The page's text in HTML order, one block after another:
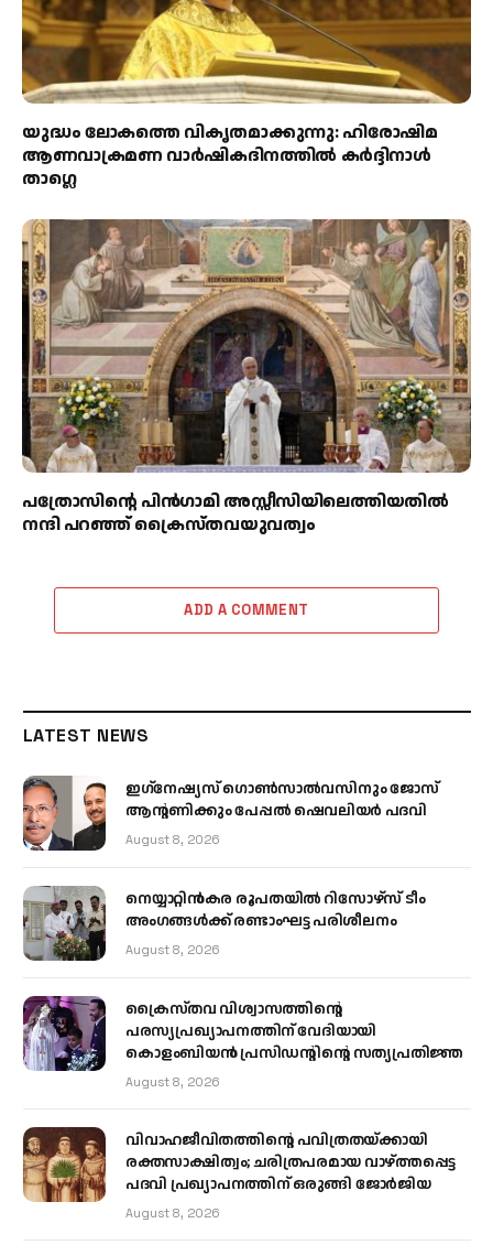
യുദ്ധം ലോകത്തെ വികൃതമാക്കുന്നു: ഹിരോഷിമ
ആണവാക്രമണ വാർഷികദിനത്തിൽ കർദ്ദിനാൾ
താഗ്ലെ
പത്രോസിന്റെ പിൻഗാമി അസ്സീസിയിലെത്തിയതിൽ
നന്ദി പറഞ്ഞ് ക്രൈസ്തവയുവത്വം
ADD A COMMENT
LATEST NEWS
ഇഗ്‌നേഷ്യസ് ഗൊൺസാൽവസിനും ജോസ്
ആന്റണിക്കും പേപ്പൽ ഷെവലിയർ പദവി
August 8, 2026
നെയ്യാറ്റിൻകര രൂപതയിൽ റിസോഴ്സ് ടീം
അംഗങ്ങൾക്ക് രണ്ടാംഘട്ട പരിശീലനം
August 8, 2026
ക്രൈസ്തവ വിശ്വാസത്തിന്റെ
പരസ്യപ്രഖ്യാപനത്തിന് വേദിയായി
കൊളംബിയൻ പ്രസിഡന്റിന്റെ സത്യപ്രതിജ്ഞ
August 8, 2026
വിവാഹജീവിതത്തിന്റെ പവിത്രതയ്ക്കായി
രക്തസാക്ഷിത്വം; ചരിത്രപരമായ വാഴ്ത്തപ്പെട്ട
പദവി പ്രഖ്യാപനത്തിന് ഒരുങ്ങി ജോര്‍ജിയ
August 8, 2026